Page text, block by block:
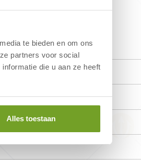
te bieden en om ons
partners voor social
die u aan ze heeft
Alles toestaan